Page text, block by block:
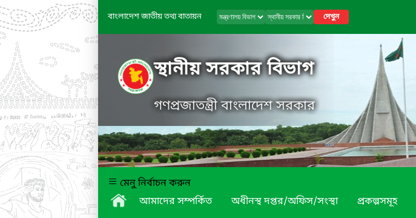
বাংলাদেশ জাতীয় তথ্য বাতায়ন দেখুন
স্থানীয় সরকার বিভাগ
গণপ্রজাতন্ত্রী বাংলাদেশ সরকার
মেনু নির্বাচন করুন
আমাদের সম্পর্কিত
অধীনস্থ দপ্তর/অফিস/সংস্থা প্রকল্পসমূহ